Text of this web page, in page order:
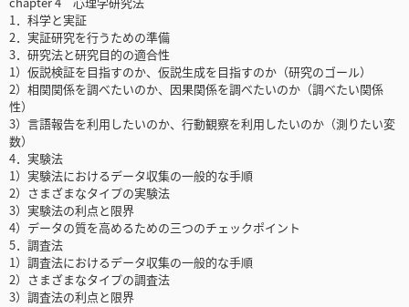
1．科学と実証
2．実証研究を行うための準備
3．研究法と研究目的の適合性
1）仮説検証を目指すのか、仮説生成を目指すのか（研究のゴール）
2）相関関係を調べたいのか、因果関係を調べたいのか（調べたい関係
性）
3）言語報告を利用したいのか、行動観察を利用したいのか（測りたい変
数）
4．実験法
1）実験法におけるデータ収集の一般的な手順
2）さまざまなタイプの実験法
3）実験法の利点と限界
4）データの質を高めるための三つのチェックポイント
5．調査法
1）調査法におけるデータ収集の一般的な手順
2）さまざまなタイプの調査法
3）調査法の利点と限界